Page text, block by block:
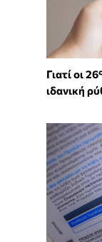
Γιατί οι
ιδανική